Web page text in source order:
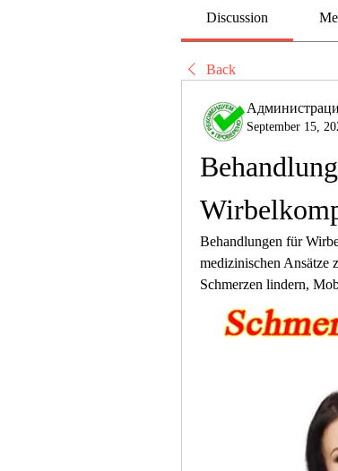
Discussion
Back
September 15,
Behandlungen für
medizinischen Ansätze
Schmerzen lindern,